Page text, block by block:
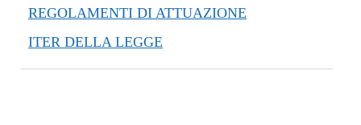
REGOLAMENTI DI ATTUAZIONE
ITER DELLA LEGGE